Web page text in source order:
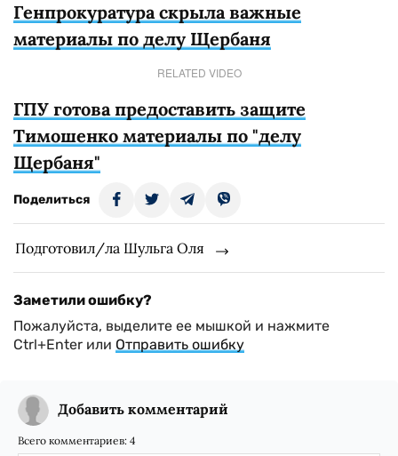
Генпрокуратура скрыла важные
материалы по делу Щербаня
RELATED VIDEO
ГПУ готова предоставить защите
Тимошенко материалы по "делу
Щербаня"
Поделиться
Подготовил/ла Шульга Оля
Заметили ошибку?
Пожалуйста, выделите ее мышкой и нажмите
Ctrl+Enter или Отправить ошибку
Добавить комментарий
Всего комментариев: 4